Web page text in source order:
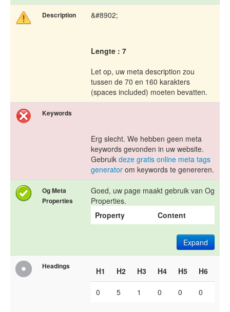
Description &#8902;
Lengte : 7
Let op, uw meta description zou
tussen de 70 en 160 karakters
(spaces included) moeten bevatten.
Keywords
Erg slecht. We hebben geen meta
keywords gevonden in uw website.
Gebruik deze gratis online meta tags
generator om keywords te genereren.
Og Meta
Properties
Goed, uw page maakt gebruik van Og
Properties.
Property
Content
Expand
Headings H1 H2 H3 H4 H5 H6
0 5 1 0 0 0